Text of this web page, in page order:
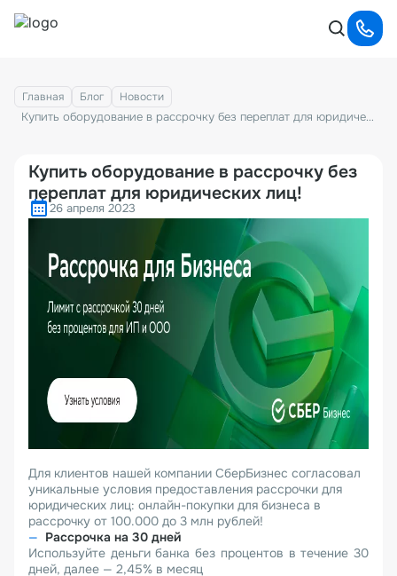
Главная Блог Новости
Купить оборудование в рассрочку без переплат для юридических лиц!
Купить оборудование в рассрочку без
переплат для юридических лиц!
26 апреля 2023
Для клиентов нашей компании СберБизнес согласовал
уникальные условия предоставления рассрочки для
юридических лиц: онлайн-покупки для бизнеса в
рассрочку от 100.000 до 3 млн рублей!
Рассрочка на 30 дней
Используйте деньги банка без процентов в течение 30
дней, далее — 2,45% в месяц